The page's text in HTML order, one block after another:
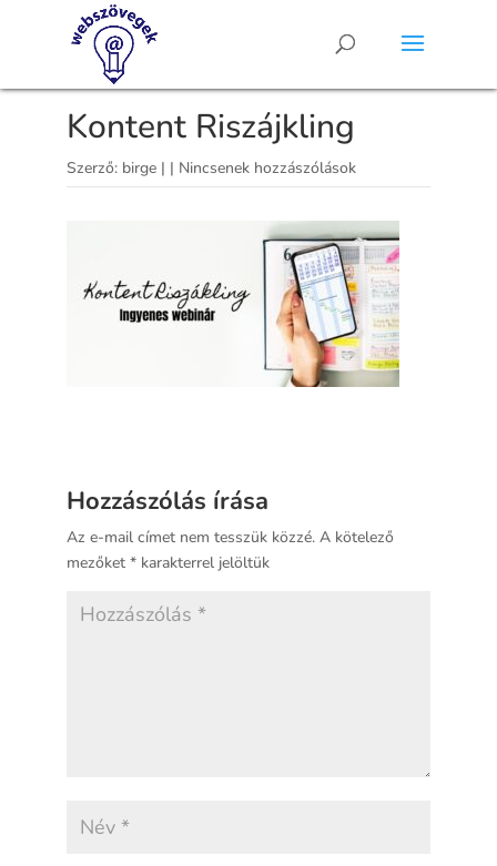
Kontent Riszájkling
Szerző: birge| | Nincsenek hozzászólások
Hozzászólás írása
Az e-mail címet nem tesszük közzé. A kötelező
mezőket *karakterrel jelöltük